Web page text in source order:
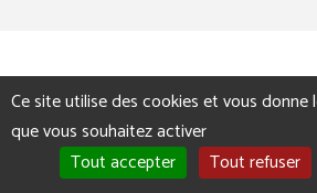
Ce site utilise des cookies et vous
que vous souhaitez activer
Tout accepter
Tout refuser